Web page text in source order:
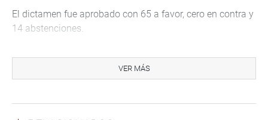
El dictamen fue aprobado con 65 a favor, cero en contra y
14 abstenciones.
VER MÁS